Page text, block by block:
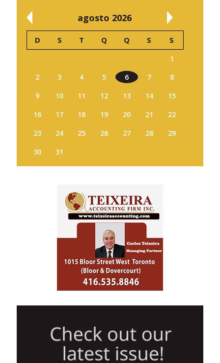
agosto 2026
D S T Q Q S S
1
2
3 4 5 6 7
8
9
10 11 12 13 14
15
16
17 18 19 20 21
22
23
24 25 26 27 28
29
30
31